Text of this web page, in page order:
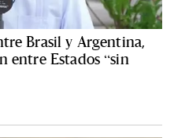
Brasil y Argentina,
entre Estados “sin